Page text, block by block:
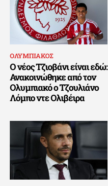
ΟΛΥΜΠΙΑΚΟΣ
Ο νέος Τζιοβάνι είναι εδώ:
Ανακοινώθηκε από τον
Ολυμπιακό ο Τζουλιάνο
Λόμπο ντε Ολιβέιρα